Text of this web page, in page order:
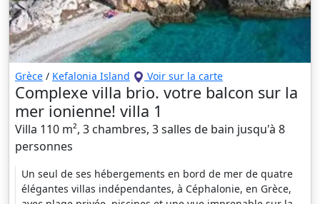
Grèce / Kefalonia Island Voir sur la carte
Complexe villa brio. votre balcon sur la
mer ionienne! villa 1
Villa 110 m², 3 chambres, 3 salles de bain jusqu'à 8
personnes
Un seul de ses hébergements en bord de mer de quatre
élégantes villas indépendantes, à Céphalonie, en Grèce,